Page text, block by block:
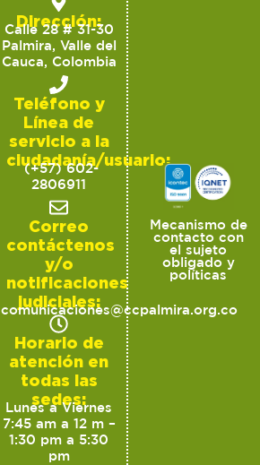
Dirección:
Calle 28 # 31-30
Palmira, Valle del
Cauca, Colombia
Teléfono y
Línea de
servicio a la
ciudadanía/usuario:
(+57) 602-
2806911
Correo
contáctenos
y/o
notificaciones
judiciales:
comunicaciones@ccpalmira.org.co
Horario de
atención en
todas las
sedes:
Lunes a Viernes
7:45 am a 12 m –
1:30 pm a 5:30
pm
Mecanismo de
contacto con
el sujeto
obligado y
políticas